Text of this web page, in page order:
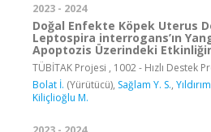
2023 - 2024
Doğal Enfekte Köpek Uterus
Leptospira interrogans’ın
Apoptozis Üzerindeki
TÜBİTAK Projesi , 1002 - Hızlı Destek
Bolat İ. (Yürütücü), Sağlam Y. S.,
Kiliçlioğlu M.